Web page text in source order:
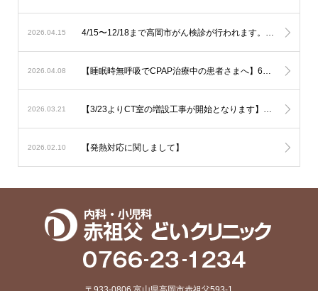
2026.04.15
2026.04.08
2026.03.21
2026.02.10 【発熱対応に関しまして】